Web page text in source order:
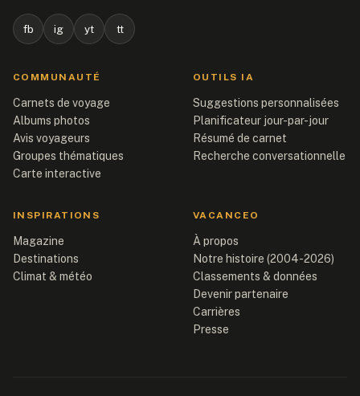
fb ig yt tt
COMMUNAUTÉ
Carnets de voyage
Albums photos
Avis voyageurs
Groupes thématiques
Carte interactive
OUTILS IA
Suggestions personnalisées
Planificateur jour-par-jour
Résumé de carnet
Recherche conversationnelle
INSPIRATIONS
Magazine
Destinations
Climat & météo
VACANCEO
À propos
Notre histoire (2004-2026)
Classements & données
Devenir partenaire
Carrières
Presse